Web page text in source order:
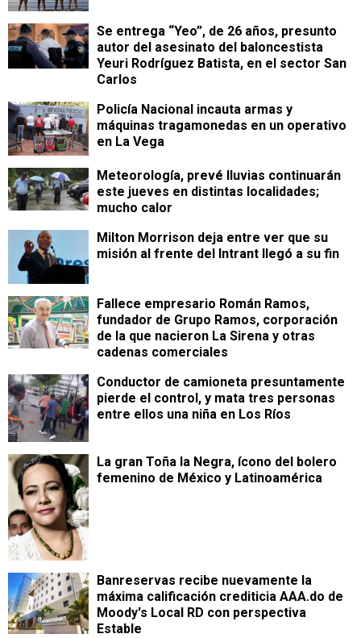
Se entrega “Yeo”, de 26 años, presunto
autor del asesinato del baloncestista
Yeuri Rodríguez Batista, en el sector San
Carlos
Policía Nacional incauta armas y
máquinas tragamonedas en un operativo
en La Vega
Meteorología, prevé lluvias continuarán
este jueves en distintas localidades;
mucho calor
Milton Morrison deja entre ver que su
misión al frente del Intrant llegó a su fin
Fallece empresario Román Ramos,
fundador de Grupo Ramos, corporación
de la que nacieron La Sirena y otras
cadenas comerciales
Conductor de camioneta presuntamente
pierde el control, y mata tres personas
entre ellos una niña en Los Ríos
La gran Toña la Negra, ícono del bolero
femenino de México y Latinoamérica
Banreservas recibe nuevamente la
máxima calificación crediticia AAA.do de
Moody's Local RD con perspectiva
Estable